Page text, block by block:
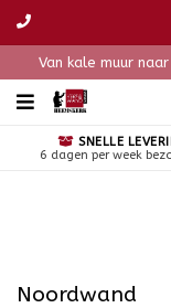
Van kale muur
SNELLE
6 dagen per week
Noordwand